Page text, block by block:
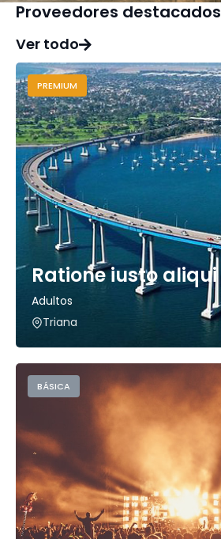
Proveedores destacados
Ver todo
PREMIUM
Ratione iusto aliqui
Adultos
Triana
BÁSICA